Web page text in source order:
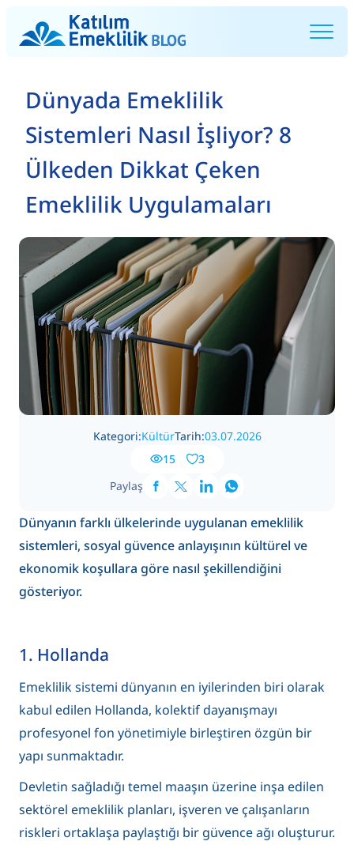
Dünyada Emeklilik
Sistemleri Nasıl İşliyor? 8
Ülkeden Dikkat Çeken
Emeklilik Uygulamaları
Kategori:KültürTarih:03.07.2026
15
3
Paylaş
Dünyanın farklı ülkelerinde uygulanan emeklilik
sistemleri, sosyal güvence anlayışının kültürel ve
ekonomik koşullara göre nasıl şekillendiğini
gösteriyor.
1. Hollanda
Emeklilik sistemi dünyanın en iyilerinden biri olarak
kabul edilen Hollanda, kolektif dayanışmayı
profesyonel fon yönetimiyle birleştiren özgün bir
yapı sunmaktadır.
Devletin sağladığı temel maaşın üzerine inşa edilen
sektörel emeklilik planları, işveren ve çalışanların
riskleri ortaklaşa paylaştığı bir güvence ağı oluşturur.